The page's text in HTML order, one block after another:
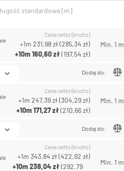
standardowa [m]
Cena netto (brutto)
+1m 231,98 zł(285,34 zł)
+10m160,60 zł(197,54 zł)
Min. 1 m
Dodaj do:
Cena netto (brutto)
+1m 247,39 zł(304,29 zł)
+10m171,27 zł(210,66 zł)
Min. 1 m
Dodaj do:
Cena netto (brutto)
+1m 343,84 zł(422,92 zł)
+10m238,04 zł(292,79
Min. 1 m